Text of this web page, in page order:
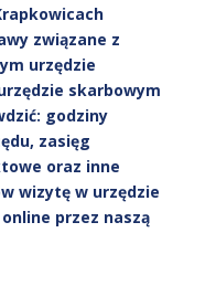
związane z
urzędzie
skarbowym
godziny
zasięg
oraz inne
wizytę w urzędzie
przez naszą